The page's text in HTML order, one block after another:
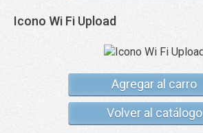
Icono Wi Fi Upload
Agregar al carro
Volver al catálogo